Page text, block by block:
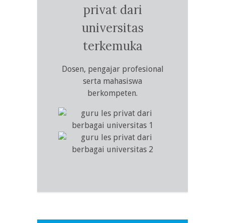
privat dari
universitas
terkemuka
Dosen, pengajar profesional
serta mahasiswa
berkompeten.